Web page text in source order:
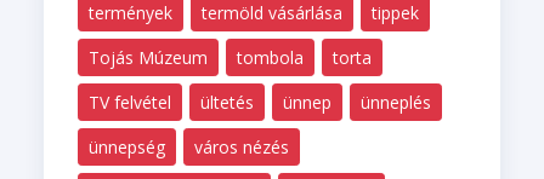
termények
termöld vásárlása
tippek
Tojás Múzeum
tombola
torta
TV felvétel
ültetés ünnep
ünneplés
ünnepség
város nézés